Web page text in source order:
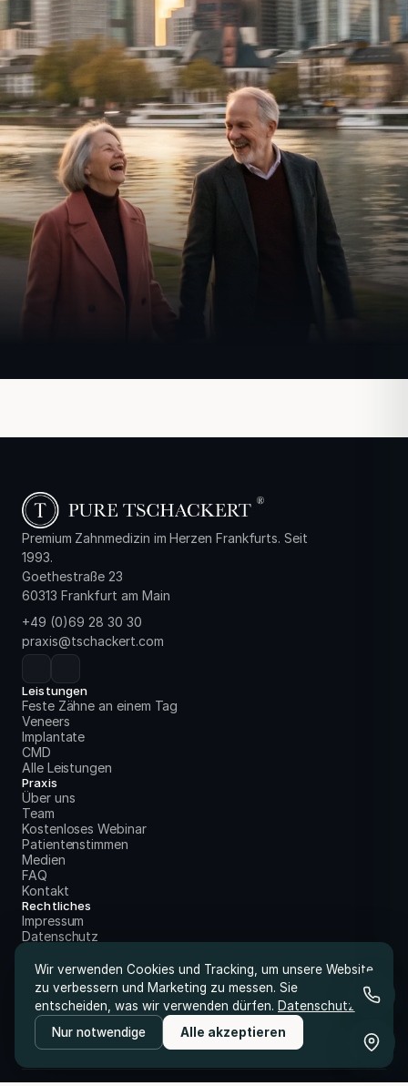
Premium Zahnmedizin im Herzen Frankfurts. Seit
1993.
Goethestraße 23
60313 Frankfurt am Main
+49 (0)69 28 30 30
praxis@tschackert.com
Leistungen
Feste Zähne an einem Tag
Veneers
Implantate
CMD
Alle Leistungen
Praxis
Über uns
Team
Kostenloses Webinar
Patientenstimmen
Medien
FAQ
Kontakt
Rechtliches
Impressum
Datenschutz
Wir verwenden Cookies und Tracking, um unsere Website
zu verbessern und Marketing zu messen. Sie
entscheiden, was wir verwenden dürfen. Datenschutz
Nur notwendige
Alle akzeptieren